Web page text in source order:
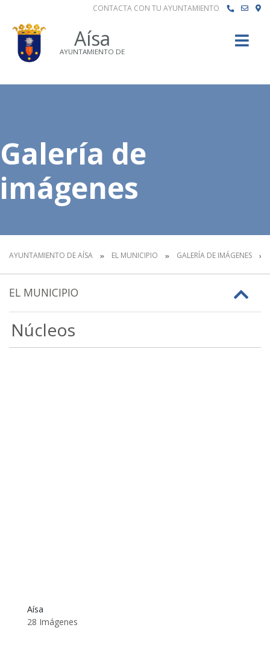
CONTACTA CON TU AYUNTAMIENTO
Aísa
AYUNTAMIENTO DE
Galería de
imágenes
AYUNTAMIENTO DE AÍSA EL MUNICIPIO GALERÍA DE IMÁGENES
EL MUNICIPIO
Núcleos
Aísa
28 Imágenes